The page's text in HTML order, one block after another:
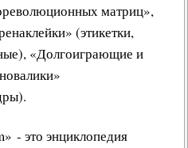
матриц»,
» (этикетки,
«Долгоиграющие и
»
).
- это энциклопедия